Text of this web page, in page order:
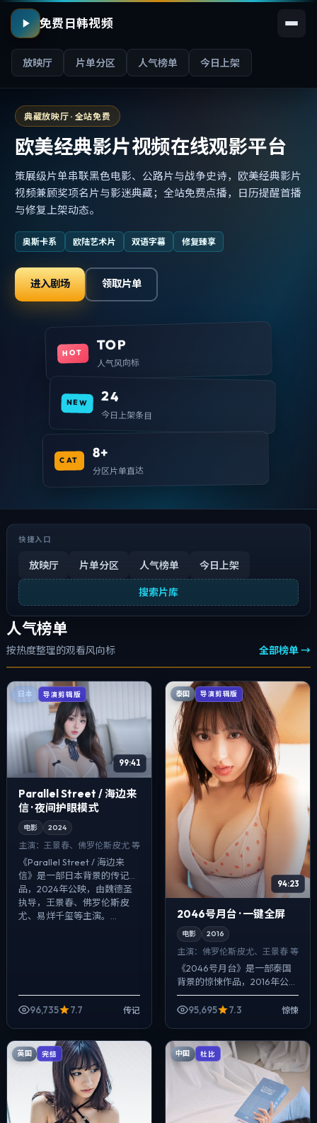
免费日韩视频
放映厅 片单分区 人气榜单 今日上架
典藏放映厅 · 全站免费
欧美经典影片视频在线观影平台
策展级片单串联黑色电影、公路片与战争史诗，欧美经典影片
视频兼顾奖项名片与影迷典藏；全站免费点播，日历提醒首播
与修复上架动态。
奥斯卡系 欧陆艺术片 双语字幕 修复臻享
进入剧场 领取片单
HOT TOP
人气风向标
NEW 24
今日上架条目
CAT 8+
分区片单直达
快捷入口
放映厅 片单分区 人气榜单 今日上架
搜索片库
人气榜单
按热度整理的观看风向标 全部榜单 →
日本 导演剪辑版
99:41
Parallel Street / 海边来
信 · 夜间护眼模式
电影 2024
主演： 王景春、佛罗伦斯·皮尤 等
《Parallel Street / 海边来
信》是一部日本背景的传记作
品，2024年公映，由魏德圣
执导，王景春、佛罗伦斯·皮
尤、易烊千玺等主演。...
96,735 7.7 传记
泰国 导演剪辑版
94:23
2046号月台 · 一键全屏
电影 2016
主演： 佛罗伦斯·皮尤、王景春 等
《2046号月台》是一部泰国
背景的惊悚作品，2016年公
映，由徐克执导，佛罗伦斯·皮
尤、王景春、蕾雅·赛杜等主
95,695 7.3 惊悚
英国 完结 中国 杜比